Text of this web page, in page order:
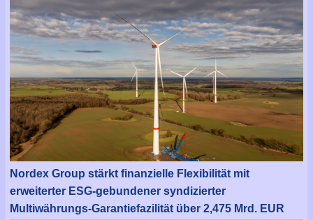
Nordex Group stärkt finanzielle Flexibilität mit
erweiterter ESG-gebundener syndizierter
Multiwährungs-Garantiefazilität über 2,475 Mrd. EUR